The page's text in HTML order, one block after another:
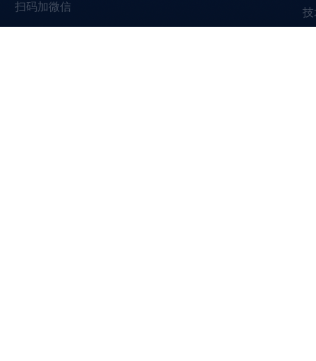
扫码加微信 技